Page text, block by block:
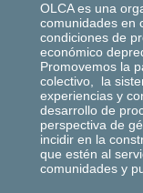
OLCA es una
comunidades en
condiciones de
económico
Promovemos la
colectivo, la
experiencias y
desarrollo de
perspectiva de
incidir en la
que estén al
comunidades y